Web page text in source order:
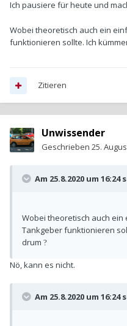
Ich pausiere für heute und
Wobei theoretisch auch ein
funktionieren sollte. Ich
Zitieren
Unwissender
Geschrieben 25.
Am 25.8.2020 um 16:24
Wobei theoretisch auch
Tankgeber funktionieren
drum ?
Nö, kann es nicht.
Am 25.8.2020 um 16:24